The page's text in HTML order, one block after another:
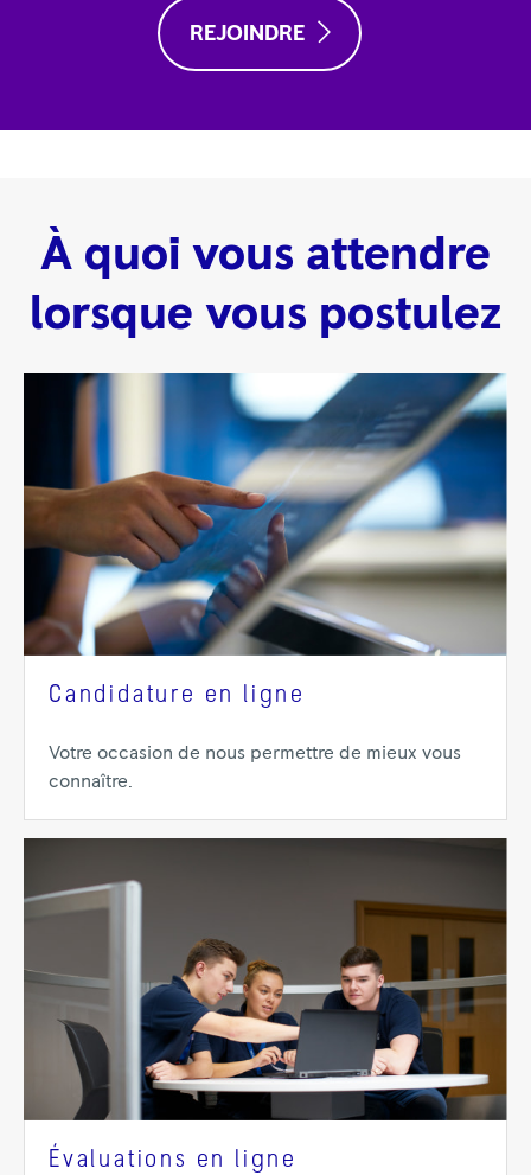
REJOINDRE
À quoi vous attendre
lorsque vous postulez
Candidature en ligne
Votre occasion de nous permettre de mieux vous
connaître.
Évaluations en ligne